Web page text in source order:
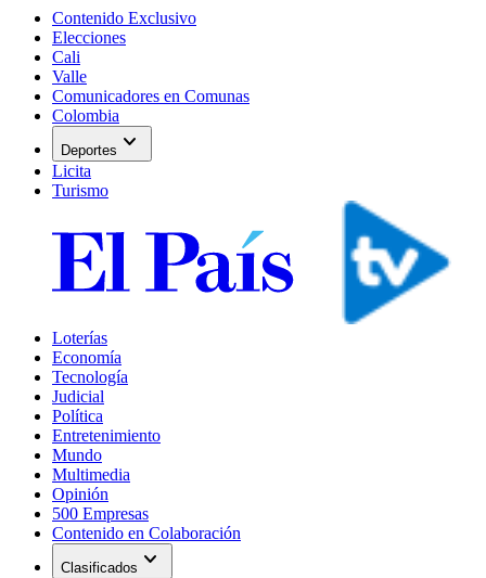
Contenido Exclusivo
Elecciones
Cali
Valle
Comunicadores en Comunas
Colombia
Deportes expand_more
Licita
Turismo
Loterías
Economía
Tecnología
Judicial
Política
Entretenimiento
Mundo
Multimedia
Opinión
500 Empresas
Contenido en Colaboración
Clasificados expand_more